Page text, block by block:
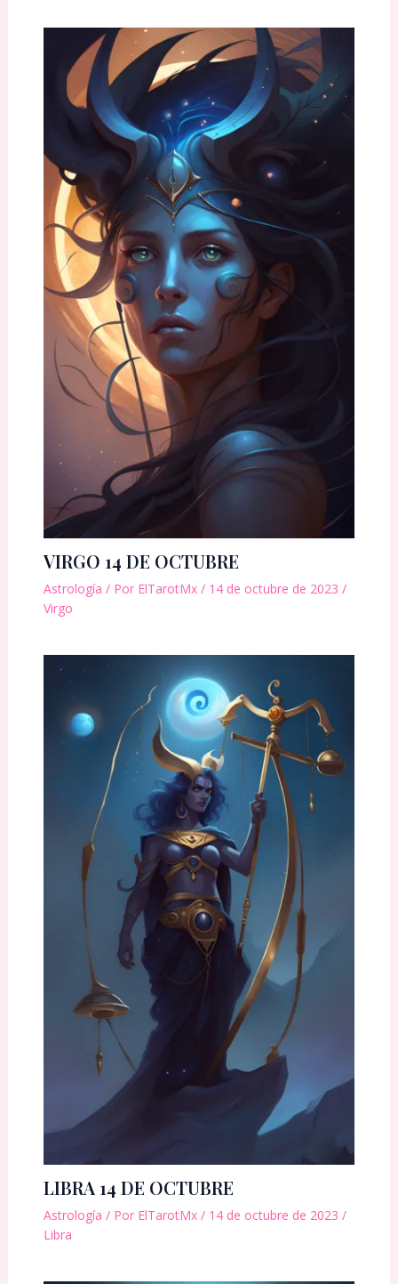
VIRGO 14 DE OCTUBRE
Astrología / Por ElTarotMx / 14 de octubre de 2023 /
Virgo
LIBRA 14 DE OCTUBRE
Astrología / Por ElTarotMx / 14 de octubre de 2023 /
Libra